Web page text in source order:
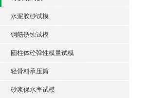
水泥胶砂试模
钢筋锈蚀试模
圆柱体砼弹性模量试模
轻骨料承压筒
砂浆保水率试模